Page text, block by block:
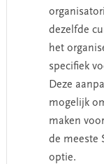
dezelfde
het
specifiek
Deze
mogelijk
maken
de meeste
optie.